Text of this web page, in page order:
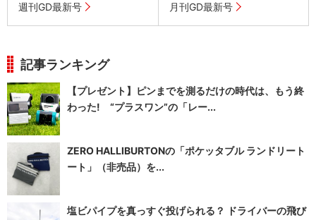
週刊GD最新号 月刊GD最新号
記事ランキング
【プレゼント】ピンまでを測るだけの時代は、もう終
わった! “プラスワン”の「レー...
ZERO HALLIBURTONの「ポケッタブル ランドリート
ート」（非売品）を...
塩ビパイプを真っすぐ投げられる？ ドライバーの飛び